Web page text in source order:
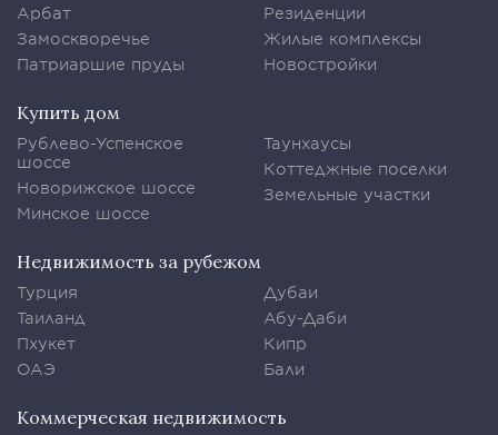
Арбат
Замоскворечье
Патриаршие пруды
Резиденции
Жилые комплексы
Новостройки
Купить дом
Рублево-Успенское
шоссе
Новорижское шоссе
Минское шоссе
Таунхаусы
Коттеджные поселки
Земельные участки
Недвижимость за рубежом
Турция
Таиланд
Пхукет
ОАЭ
Дубаи
Абу-Даби
Кипр
Бали
Коммерческая недвижимость